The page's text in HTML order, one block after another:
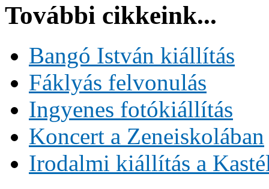
További cikkeink...
Bangó István kiállítás
Fáklyás felvonulás
Ingyenes fotókiállítás
Koncert a Zeneiskolában
Irodalmi kiállítás a